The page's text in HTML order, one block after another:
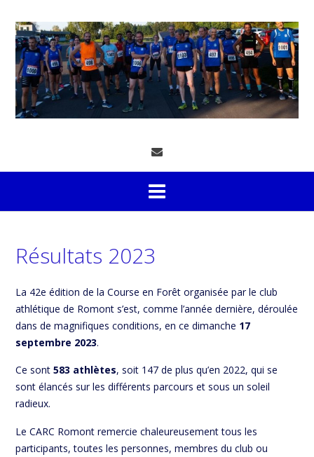
content
Résultats 2023
La 42e édition de la Course en Forêt organisée par le club
athlétique de Romont s’est, comme l’année dernière, déroulée
dans de magnifiques conditions, en ce dimanche 17
septembre 2023.
Ce sont 583 athlètes, soit 147 de plus qu’en 2022, qui se
sont élancés sur les différents parcours et sous un soleil
radieux.
Le CARC Romont remercie chaleureusement tous les
participants, toutes les personnes, membres du club ou